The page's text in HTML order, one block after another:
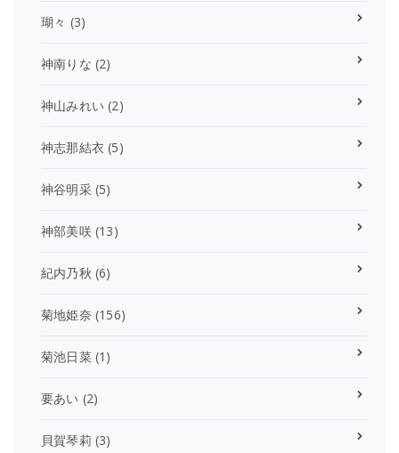
瑚々 (3)
神南りな (2)
神山みれい (2)
神志那結衣 (5)
神谷明采(5)
神部美咲(13)
紀内乃秋 (6)
菊地姫奈 (156)
菊池日菜(1)
要あい (2)
貝賀琴莉 (3)